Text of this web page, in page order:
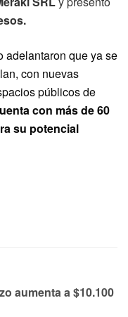
adelantaron que ya se
con nuevas
públicos de
con más de 60
su potencial
aumenta a $10.100